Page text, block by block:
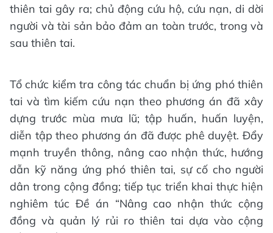
thiên tai gây ra; chủ động cứu hộ, cứu nạn, di dời
người và tài sản bảo đảm an toàn trước, trong và
sau thiên tai.
Tổ chức kiểm tra công tác chuẩn bị ứng phó thiên
tai và tìm kiếm cứu nạn theo phương án đã xây
dựng trước mùa mưa lũ; tập huấn, huấn luyện,
diễn tập theo phương án đã được phê duyệt. Đẩy
mạnh truyền thông, nâng cao nhận thức, hướng
dẫn kỹ năng ứng phó thiên tai, sự cố cho người
dân trong cộng đồng; tiếp tục triển khai thực hiện
nghiêm túc Đề án “Nâng cao nhận thức cộng
đồng và quản lý rủi ro thiên tai dựa vào cộng